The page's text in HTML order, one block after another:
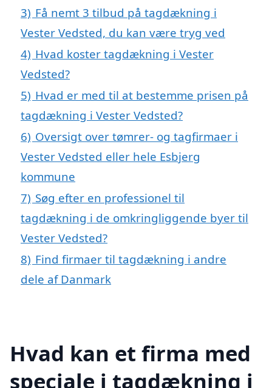
3) Få nemt 3 tilbud på tagdækning i
Vester Vedsted, du kan være tryg ved
4) Hvad koster tagdækning i Vester
Vedsted?
5) Hvad er med til at bestemme prisen på
tagdækning i Vester Vedsted?
6) Oversigt over tømrer- og tagfirmaer i
Vester Vedsted eller hele Esbjerg
kommune
7) Søg efter en professionel til
tagdækning i de omkringliggende byer til
Vester Vedsted?
8) Find firmaer til tagdækning i andre
dele af Danmark
Hvad kan et firma med
speciale i tagdækning i